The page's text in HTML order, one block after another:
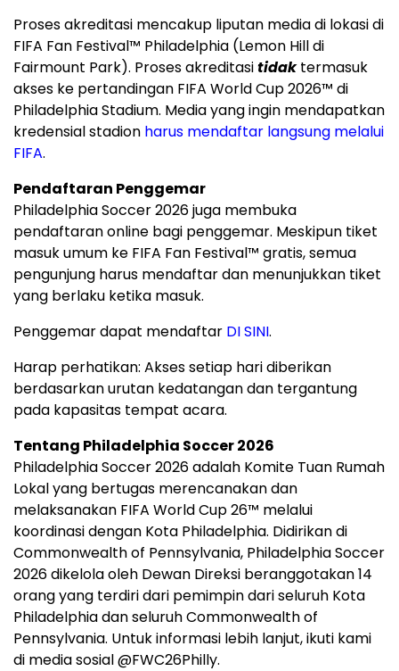
Proses akreditasi mencakup liputan media di lokasi di
FIFA Fan Festival™ Philadelphia (Lemon Hill di
Fairmount Park). Proses akreditasitidaktermasuk
akses ke pertandingan FIFA World Cup 2026™ di
Philadelphia Stadium. Media yang ingin mendapatkan
kredensial stadion harus mendaftar langsung melalui
FIFA.
Pendaftaran Penggemar
Philadelphia Soccer 2026 juga membuka
pendaftaran online bagi penggemar. Meskipun tiket
masuk umum ke FIFA Fan Festival™ gratis, semua
pengunjung harus mendaftar dan menunjukkan tiket
yang berlaku ketika masuk.
Penggemar dapat mendaftar DI SINI.
Harap perhatikan: Akses setiap hari diberikan
berdasarkan urutan kedatangan dan tergantung
pada kapasitas tempat acara.
Tentang Philadelphia Soccer 2026
Philadelphia Soccer 2026 adalah Komite Tuan Rumah
Lokal yang bertugas merencanakan dan
melaksanakan FIFA World Cup 26™ melalui
koordinasi dengan Kota Philadelphia. Didirikan di
Commonwealth of Pennsylvania, Philadelphia Soccer
2026 dikelola oleh Dewan Direksi beranggotakan 14
orang yang terdiri dari pemimpin dari seluruh Kota
Philadelphia dan seluruh Commonwealth of
Pennsylvania. Untuk informasi lebih lanjut, ikuti kami
di media sosial @FWC26Philly.